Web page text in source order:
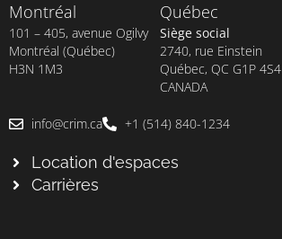
Montréal
101 – 405, avenue Ogilvy
Montréal (Québec)
H3N 1M3
Québec
Siège social
2740, rue Einstein
Québec, QC G1P 4S4
CANADA
info@crim.ca +1 (514) 840-1234
Location d'espaces
Carrières